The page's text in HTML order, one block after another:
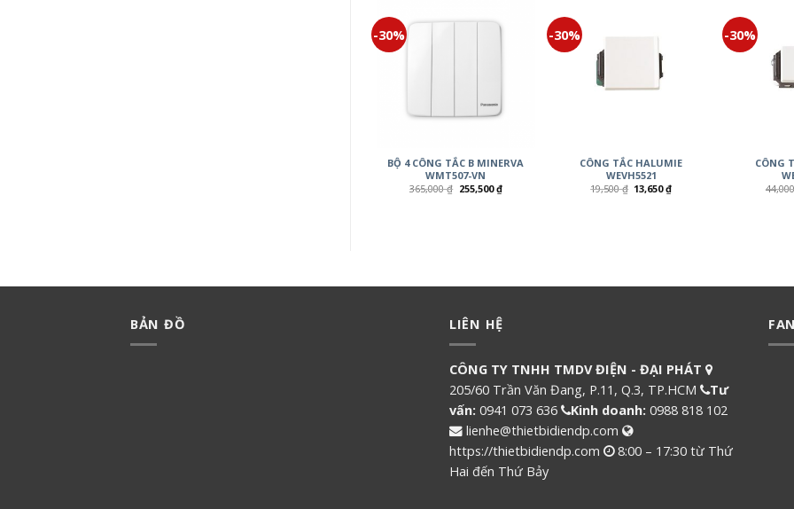
-30%
BỘ 4 CÔNG TẮC B MINERVA
WMT507-VN
365,000₫ 255,500₫
-30%
CÔNG TẮC HALUMIE
WEVH5521
19,500₫ 13,650₫
-30%
CÔNG
BẢN ĐỒ LIÊN HỆ
CÔNG TY TNHH TMDV ĐIỆN - ĐẠI PHÁT
205/60 Trần Văn Đang, P.11, Q.3, TP.HCM
Tư
vấn: 0941 073 636 Kinh doanh: 0988 818 102
lienhe@thietbidiendp.com
https://thietbidiendp.com
8:00 – 17:30 từ Thứ
Hai đến Thứ Bảy